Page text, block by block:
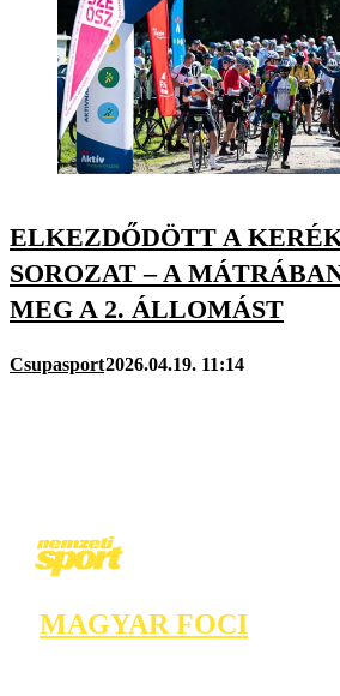
ELKEZDŐDÖTT A
SOROZAT – A
MEG A 2. ÁLLOMÁST
Csupasport2026.04.19. 11:14
MAGYAR FOCI